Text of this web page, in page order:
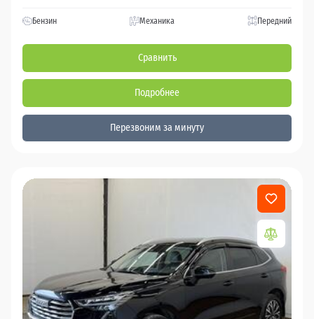
Бензин Механика Передний
Сравнить
Подробнее
Перезвоним за минуту